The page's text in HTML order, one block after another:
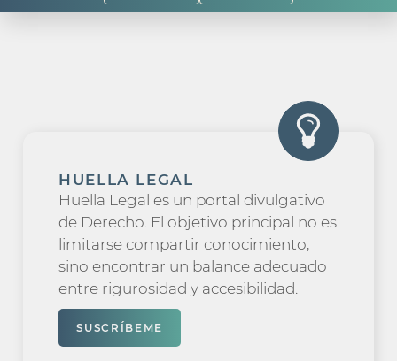
HUELLA LEGAL
Huella Legal es un portal divulgativo
de Derecho. El objetivo principal no es
limitarse compartir conocimiento,
sino encontrar un balance adecuado
entre rigurosidad y accesibilidad.
SUSCRÍBEME